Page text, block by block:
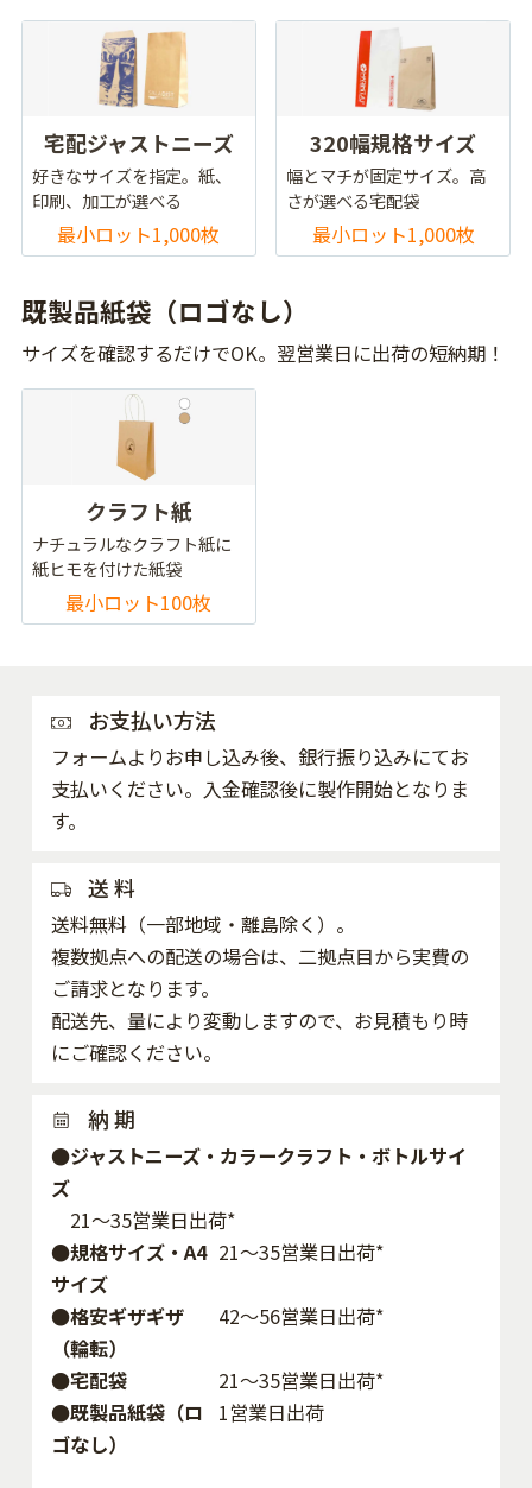
宅配ジャストニーズ
好きなサイズを指定。紙、
印刷、加工が選べる
最小ロット1,000枚
320幅規格サイズ
幅とマチが固定サイズ。高
さが選べる宅配袋
最小ロット1,000枚
既製品紙袋（ロゴなし）
サイズを確認するだけでOK。翌営業日に出荷の短納期！
クラフト紙
ナチュラルなクラフト紙に
紙ヒモを付けた紙袋
最小ロット100枚
お支払い方法
フォームよりお申し込み後、銀行振り込みにてお
支払いください。入金確認後に製作開始となりま
す。
送 料
送料無料（一部地域・離島除く）。
複数拠点への配送の場合は、二拠点目から実費の
ご請求となります。
配送先、量により変動しますので、お見積もり時
にご確認ください。
納 期
●ジャストニーズ・カラークラフト・ボトルサイ
ズ
21～35営業日出荷*
●規格サイズ・A4
サイズ
21～35営業日出荷*
●格安ギザギザ
（輪転）
42〜56営業日出荷*
●宅配袋
21～35営業日出荷*
●既製品紙袋（ロ
ゴなし）
1営業日出荷